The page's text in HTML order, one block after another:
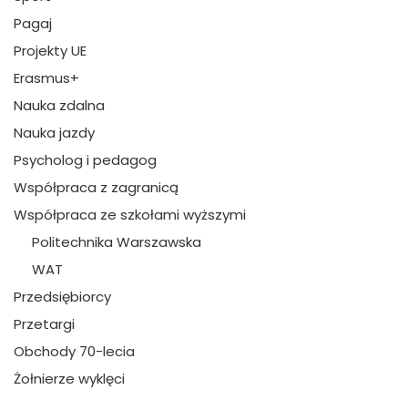
Pagaj
Projekty UE
Erasmus+
Nauka zdalna
Nauka jazdy
Psycholog i pedagog
Współpraca z zagranicą
Współpraca ze szkołami wyższymi
Politechnika Warszawska
WAT
Przedsiębiorcy
Przetargi
Obchody 70-lecia
Żołnierze wyklęci